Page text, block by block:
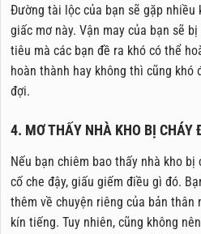
Đường tài lộc của bạn sẽ gặp nhiều
giấc mơ này. Vận may của bạn sẽ
tiêu mà các bạn đề ra khó có thể
hoàn thành hay không thì cũng khó
đợi.
4. MƠ THẤY NHÀ KHO BỊ CHÁY
Nếu bạn chiêm bao thấy nhà kho
cố che đậy, giấu giếm điều gì đó.
thêm về chuyện riêng của bản thân
kín tiếng. Tuy nhiên, cũng không